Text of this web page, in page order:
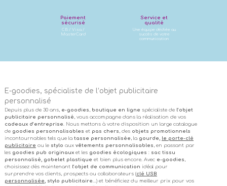
Paiement
sécurisé
CB / Visa /
MasterCard
Service et
qualité
Une équipe dédiée au
succès de votre
communication
E-goodies, spécialiste de l’objet publicitaire
personnalisé
Depuis plus de 30 ans, e-goodies , boutique en ligne spécialiste de l’objet
publicitaire personnalisé , vous accompagne dans la réalisation de vos
cadeaux d’entreprise. Nous mettons à votre disposition un large catalogue
de goodies personnalisables et pas chers , des objets promotionnels
incontournables tels que la tasse personnalisée , la gourde, le porte-clé
publicitaire ou le stylo aux vêtements personnalisables , en passant par
les goodies pub originauxet les goodies écologiques : sac tissu
personnalisé, gobelet plastique et bien plus encore. Avec e-goodies ,
choisissez dès maintenant l’objet de communication idéal pour
surprendre vos clients, prospects ou collaborateurs (clé USB
personnalisée, stylo publicitaire…) et bénéficiez du meilleur prix pour vos